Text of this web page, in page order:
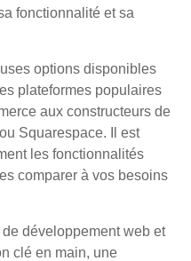
fonctionnalité et sa
options disponibles
plateformes populaires
aux constructeurs de
Squarespace. Il est
les fonctionnalités
comparer à vos besoins
développement web et
clé en main, une